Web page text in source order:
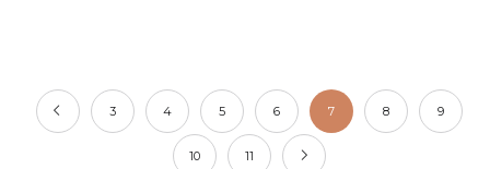
3 4 5 6 7 8 9
10 11